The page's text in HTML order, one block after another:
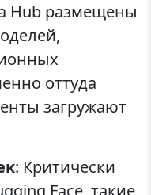
Hub размещены
оттуда
загружают
: Критически
Face, такие